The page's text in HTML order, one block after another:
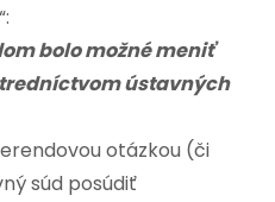
“:
bolo možné meniť
ústavných
otázkou (či
súd posúdiť